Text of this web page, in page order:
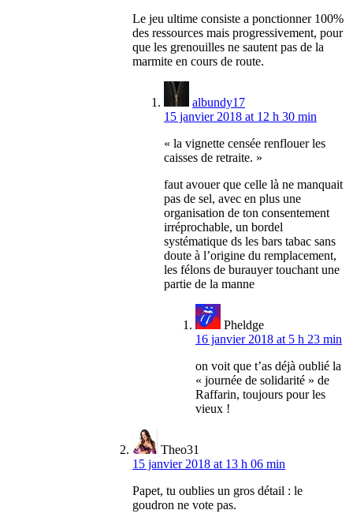
Le jeu ultime consiste a ponctionner 100%
des ressources mais progressivement, pour
que les grenouilles ne sautent pas de la
marmite en cours de route.
albundy17
15 janvier 2018 at 12 h 30 min
« la vignette censée renflouer les
caisses de retraite. »
faut avouer que celle là ne manquait
pas de sel, avec en plus une
organisation de ton consentement
irréprochable, un bordel
systématique ds les bars tabac sans
doute à l’origine du remplacement,
les félons de burauyer touchant une
partie de la manne
Pheldge
16 janvier 2018 at 5 h 23 min
on voit que t’as déjà oublié la
« journée de solidarité » de
Raffarin, toujours pour les
vieux !
Theo31
15 janvier 2018 at 13 h 06 min
Papet, tu oublies un gros détail : le
goudron ne vote pas.